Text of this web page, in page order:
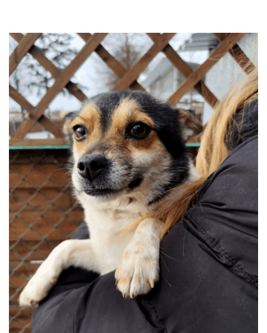
przygotowywane do tego by odnaleźć się w nowej rodzinie. My
bardzo dobrze znamy naszych podopiecznych więc jest nam łatwiej
dopasować psa do rodziny i odwrotnie.